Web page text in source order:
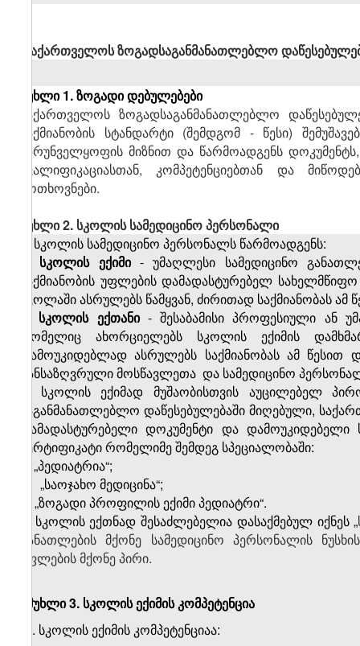
საქართველოს ზოგადსაგანმანათლებლო
მუხლი 1. ზოგადი დებულებები
საქართველოს ზოგადსაგანმანათლებლო
საქმიანობის სტანდარტი (შემდგომ - წესი)
უზრუნველყოფის მიზნით და წარმოადგენს
კვალიფიკაციასთან, კომპეტენციებთან და
მოთხოვნები.
მუხლი 2. სკოლის სამედიცინო პერსონალი
1. სკოლის სამედიცინო პერსონალს წარმოადგენს:
სკოლის ექიმი- უმაღლესი სამედიცინო
საქმიანობის უფლების დამადასტურებელ
სკოლაში ასრულებს წამყვან, ძირითად საქმიანობას
სკოლის ექთანი- შესაბამისი პროფესიული ან
რომელიც ახორციელებს სკოლის ექიმის
დამოუკიდებლად ასრულებს საქმიანობას ამ
განსაზღვრული მოსწავლეთა და სამედიცინო
2. სკოლის ექიმად მუშაობისთვის აუცილებელ
საგანმანათლებლო დაწესებულებაში მიღებული,
დამადასტურებელი დოკუმენტი და
სერტიფიკატი რომელიმე შემდეგ სპეციალობაში:
ა) „პედიატრია“;
„საოჯახო მედიცინა“;
გ) „ზოგადი პროფილის ექიმი პედიატრი“.
3. სკოლის ექთნად შესაძლებელია დასაქმებულ იქნეს „
განათლების მქონე სამედიცინო პერსონალის
უფლების მქონე პირი.
მუხლი 3. სკოლის ექიმის კომპეტენცია
1. სკოლის ექიმის კომპეტენციაა: